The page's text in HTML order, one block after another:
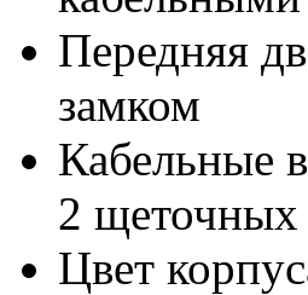
Передняя
замком
Кабельные
2 щеточных
Цвет